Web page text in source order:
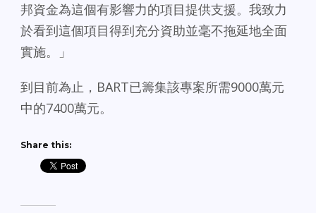
邦資金為這個有影響力的項目提供支援。我致力
於看到這個項目得到充分資助並毫不拖延地全面
實施。」
到目前為止，BART已籌集該專案所需9000萬元
中的7400萬元。
Share this: